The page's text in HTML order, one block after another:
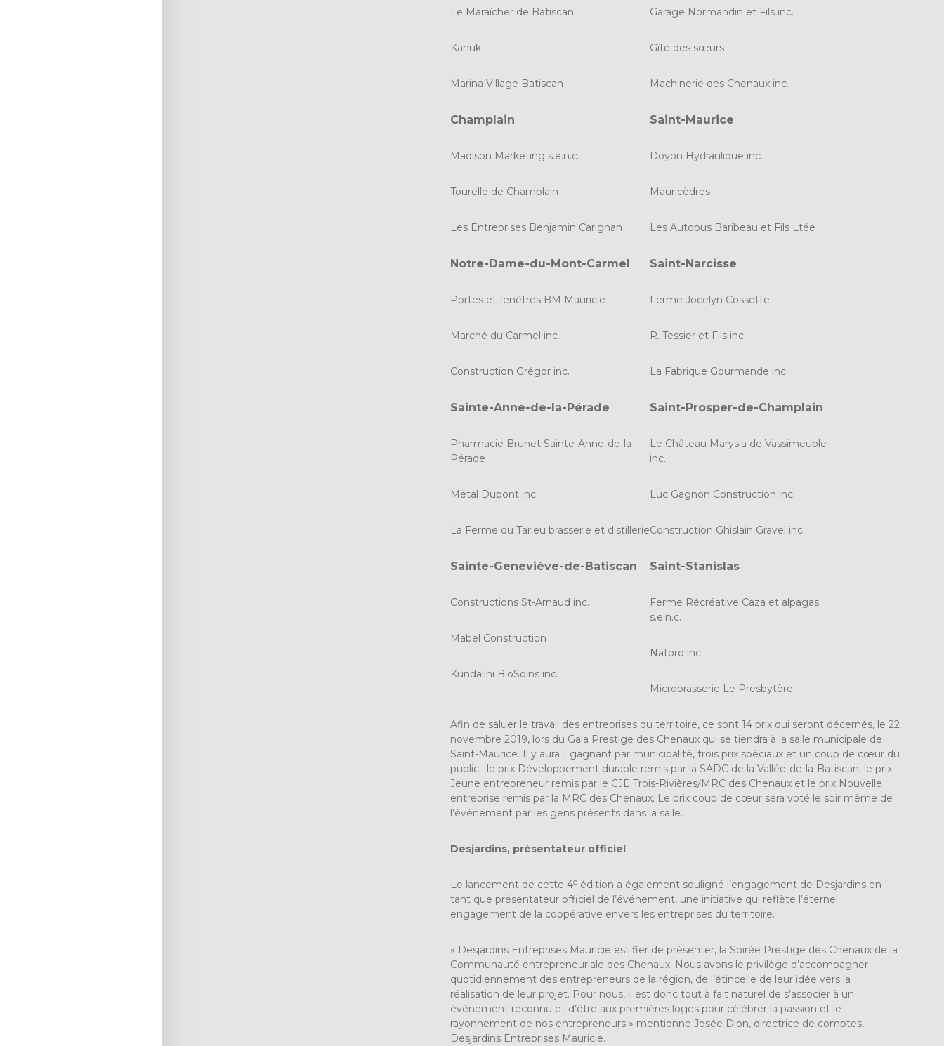
Le Maraîcher de Batiscan
Kanuk
Marina Village Batiscan
Garage Normandin et Fils inc.
Gîte des sœurs
Machinerie des Chenaux inc.
Champlain
Madison Marketing s.e.n.c.
Tourelle de Champlain
Les Entreprises Benjamin Carignan
Saint-Maurice
Doyon Hydraulique inc.
Mauricèdres
Les Autobus Baribeau et Fils Ltée
Notre-Dame-du-Mont-Carmel
Portes et fenêtres BM Mauricie
Marché du Carmel inc.
Construction Grégor inc.
Saint-Narcisse
Ferme Jocelyn Cossette
R. Tessier et Fils inc.
La Fabrique Gourmande inc.
Sainte-Anne-de-la-Pérade
Pharmacie Brunet Sainte-Anne-de-la-
Pérade
Métal Dupont inc.
La Ferme du Tarieu brasserie et distillerie
Saint-Prosper-de-Champlain
Le Château Marysia de Vassimeuble
inc.
Luc Gagnon Construction inc.
Construction Ghislain Gravel inc.
Sainte-Geneviève-de-Batiscan
Constructions St-Arnaud inc.
Mabel Construction
Kundalini BioSoins inc.
Saint-Stanislas
Ferme Récréative Caza et alpagas
s.e.n.c.
Natpro inc.
Microbrasserie Le Presbytère
Afin de saluer le travail des entreprises du territoire, ce sont 14 prix qui seront décernés, le 22
novembre 2019, lors du Gala Prestige des Chenaux qui se tiendra à la salle municipale de
Saint-Maurice. Il y aura 1 gagnant par municipalité, trois prix spéciaux et un coup de cœur du
public : le prix Développement durable remis par la SADC de la Vallée-de-la-Batiscan, le prix
Jeune entrepreneur remis par le CJE Trois-Rivières/MRC des Chenaux et le prix Nouvelle
entreprise remis par la MRC des Chenaux. Le prix coup de cœur sera voté le soir même de
l’événement par les gens présents dans la salle.
Desjardins, présentateur officiel
Le lancement de cette 4e édition a également souligné l’engagement de Desjardins en
tant que présentateur officiel de l’événement, une initiative qui reflète l’éternel
engagement de la coopérative envers les entreprises du territoire.
« Desjardins Entreprises Mauricie est fier de présenter, la Soirée Prestige des Chenaux de la
Communauté entrepreneuriale des Chenaux. Nous avons le privilège d’accompagner
quotidiennement des entrepreneurs de la région, de l’étincelle de leur idée vers la
réalisation de leur projet. Pour nous, il est donc tout à fait naturel de s’associer à un
événement reconnu et d’être aux premières loges pour célébrer la passion et le
rayonnement de nos entrepreneurs » mentionne Josée Dion, directrice de comptes,
Desjardins Entreprises Mauricie.